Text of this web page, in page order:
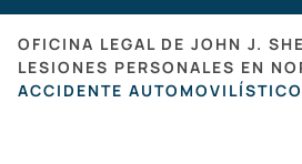
OFICINA LEGAL DE JOHN J.
LESIONES PERSONALES EN
ACCIDENTE